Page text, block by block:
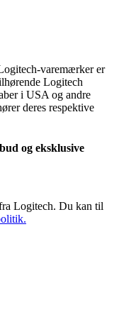
varemærker er
Logitech
i USA og andre
deres respektive
og eksklusive
Logitech. Du kan til